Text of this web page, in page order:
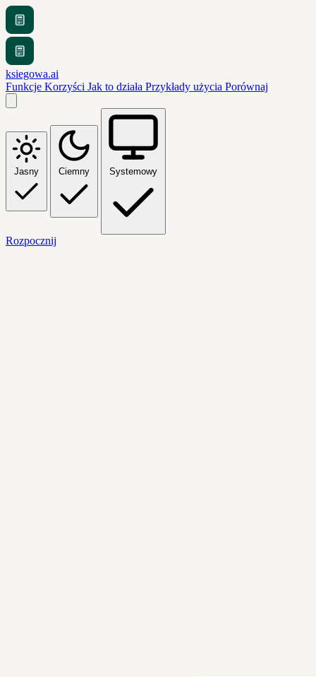
ksiegowa.ai
Funkcje Korzyści Jak to działa Przykłady użycia Porównaj
Jasny Ciemny Systemowy
Rozpocznij